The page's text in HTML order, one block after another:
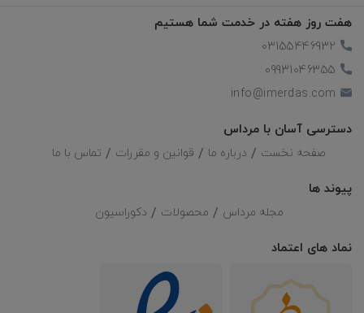
هفت روز هفته در خدمت شما هستیم
03155446932
09931046355
info@imerdas.com
دسترسی آسان با مرداس
صفحه نخست درباره ما قوانین و مقررات تماس با ما
پیوند ها
مجله مرداس محصولات دکوراسیون
نماد های اعتماد